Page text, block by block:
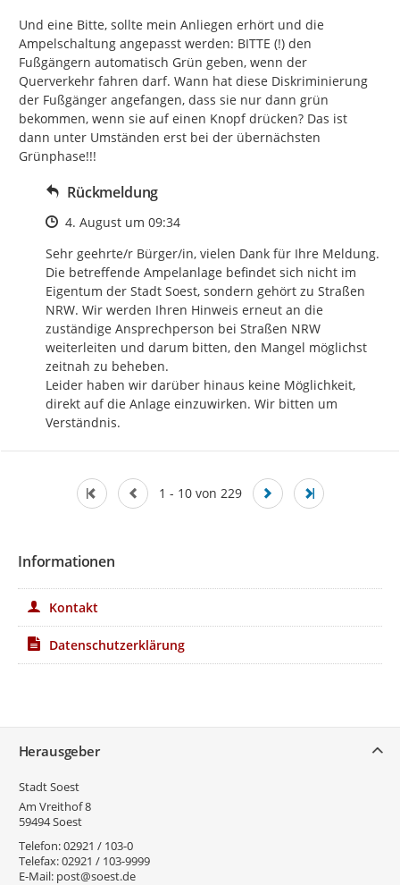
Und eine Bitte, sollte mein Anliegen erhört und die
Ampelschaltung angepasst werden: BITTE (!) den
Fußgängern automatisch Grün geben, wenn der
Querverkehr fahren darf. Wann hat diese Diskriminierung
der Fußgänger angefangen, dass sie nur dann grün
bekommen, wenn sie auf einen Knopf drücken? Das ist
dann unter Umständen erst bei der übernächsten
Grünphase!!!
Rückmeldung
Zeitpunkt des Erstellens
4. August um 09:34
Sehr geehrte/r Bürger/in, vielen Dank für Ihre Meldung.
Die betreffende Ampelanlage befindet sich nicht im
Eigentum der Stadt Soest, sondern gehört zu Straßen
NRW. Wir werden Ihren Hinweis erneut an die
zuständige Ansprechperson bei Straßen NRW
weiterleiten und darum bitten, den Mangel möglichst
zeitnah zu beheben.
Leider haben wir darüber hinaus keine Möglichkeit,
direkt auf die Anlage einzuwirken. Wir bitten um
Verständnis.
1 - 10 von 229
Informationen
Kontakt
Datenschutzerklärung
Herausgeber
Stadt Soest
Am Vreithof 8
59494Soest
Telefon:02921 / 103-0
Telefax:02921 / 103-9999
E-Mail: post@soest.de